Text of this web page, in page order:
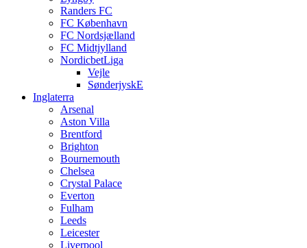
Randers FC
FC København
FC Nordsjælland
FC Midtjylland
NordicbetLiga
Vejle
SønderjyskE
Inglaterra
Arsenal
Aston Villa
Brentford
Brighton
Bournemouth
Chelsea
Crystal Palace
Everton
Fulham
Leeds
Leicester
Liverpool